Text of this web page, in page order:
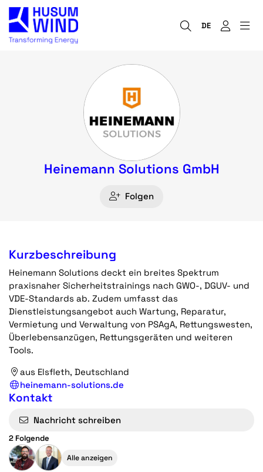
DE
Heinemann Solutions GmbH
Folgen
Kurzbeschreibung
Heinemann Solutions deckt ein breites Spektrum
praxisnaher Sicherheitstrainings nach GWO-, DGUV- und
VDE-Standards ab. Zudem umfasst das
Dienstleistungsangebot auch Wartung, Reparatur,
Vermietung und Verwaltung von PSAgA, Rettungswesten,
Überlebensanzügen, Rettungsgeräten und weiteren
Tools.
aus Elsfleth, Deutschland
heinemann-solutions.de
Kontakt
Nachricht schreiben
2 Folgende
Alle anzeigen